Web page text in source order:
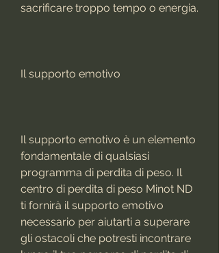
sacrificare troppo tempo o energia.
Il supporto emotivo
Il supporto emotivo è un elemento
fondamentale di qualsiasi
programma di perdita di peso. Il
centro di perdita di peso Minot ND
ti fornirà il supporto emotivo
necessario per aiutarti a superare
gli ostacoli che potresti incontrare